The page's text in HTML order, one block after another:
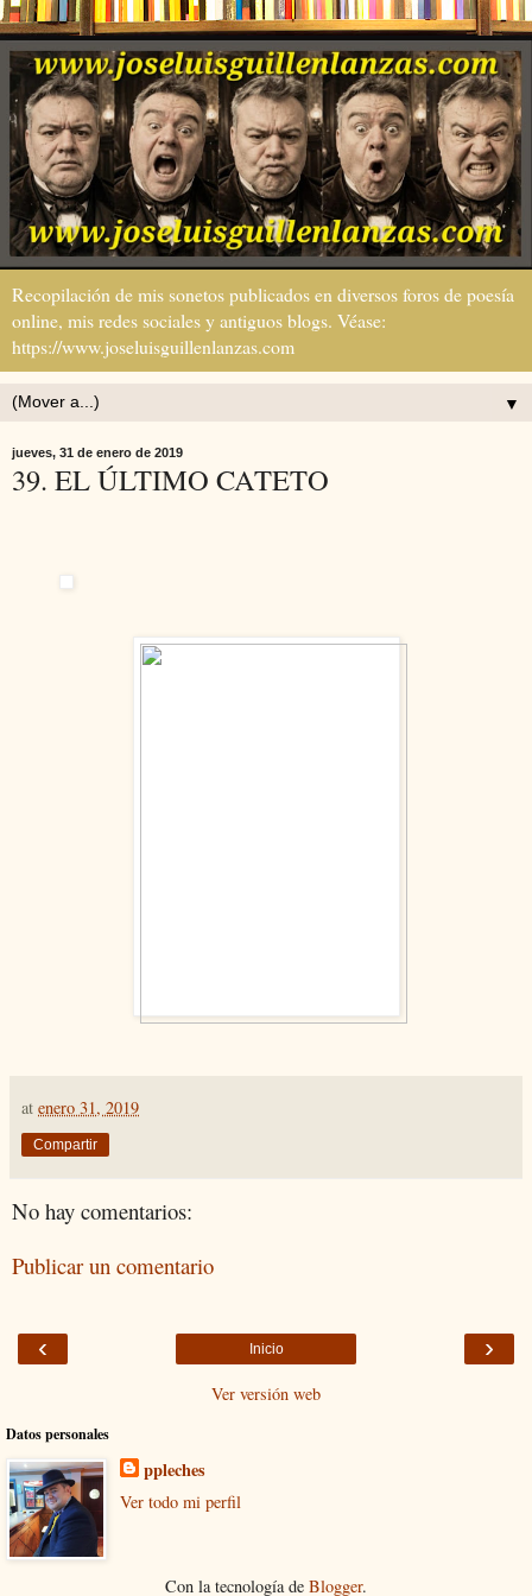
Recopilación de mis sonetos publicados en diversos foros de poesía
online, mis redes sociales y antiguos blogs. Véase:
https://www.joseluisguillenlanzas.com
▼
jueves, 31 de enero de 2019
39. EL ÚLTIMO CATETO
at enero 31, 2019
Compartir
No hay comentarios:
Publicar un comentario
‹ ›
Inicio
Ver versión web
Datos personales
ppleches
Ver todo mi perfil
Con la tecnología de Blogger.